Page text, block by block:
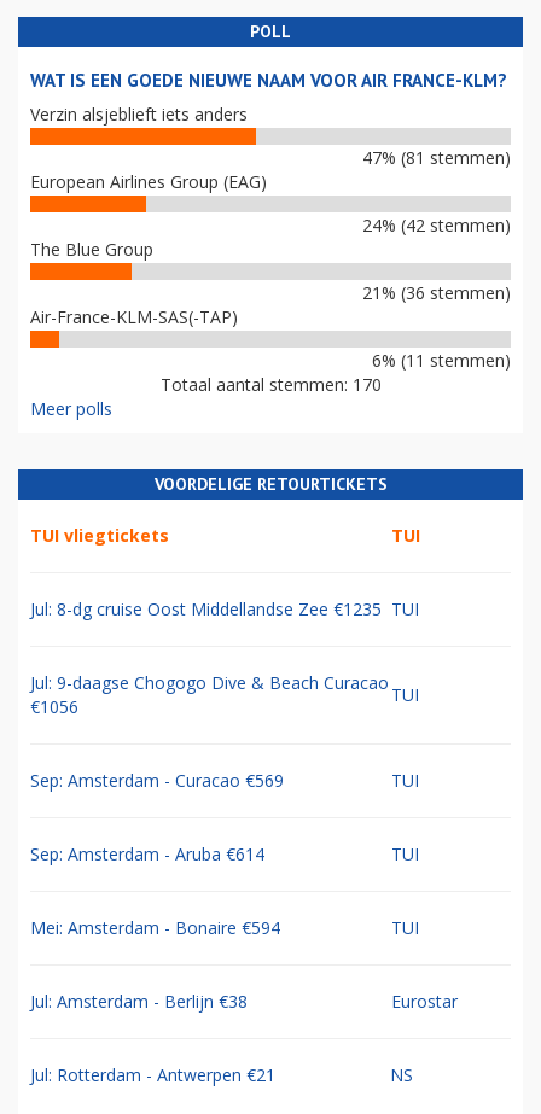
POLL
WAT IS EEN GOEDE NIEUWE NAAM VOOR AIR FRANCE-KLM?
Verzin alsjeblieft iets anders
47% (81 stemmen)
European Airlines Group (EAG)
24% (42 stemmen)
The Blue Group
21% (36 stemmen)
Air-France-KLM-SAS(-TAP)
6% (11 stemmen)
Totaal aantal stemmen: 170
Meer polls
VOORDELIGE RETOURTICKETS
TUI vliegtickets TUI
Jul: 8-dg cruise Oost Middellandse Zee €1235 TUI
Jul: 9-daagse Chogogo Dive & Beach Curacao
€1056
TUI
Sep: Amsterdam - Curacao €569 TUI
Sep: Amsterdam - Aruba €614 TUI
Mei: Amsterdam - Bonaire €594 TUI
Jul: Amsterdam - Berlijn €38 Eurostar
Jul: Rotterdam - Antwerpen €21 NS